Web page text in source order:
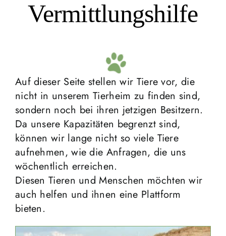
Vermittlung
Spenden & Engagieren
Über uns
Kooperationspartner
Vermittlungshilfe
Auf dieser Seite stellen wir Tiere vor, die
nicht in unserem Tierheim zu finden sind,
sondern noch bei ihren jetzigen Besitzern.
Da unsere Kapazitäten begrenzt sind,
können wir lange nicht so viele Tiere
aufnehmen, wie die Anfragen, die uns
wöchentlich erreichen.
Diesen Tieren und Menschen möchten wir
auch helfen und ihnen eine Plattform
bieten.